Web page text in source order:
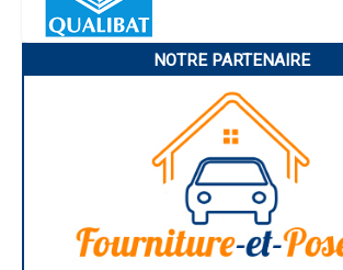
- Entreprise de rénovation immobilière à
- Entreprise de rénovation immobilière à
- Entreprise de rénovation immobilière à
- Entreprise de rénovation immobilière à
- Entreprise de rénovation immobilière à
- Entreprise de rénovation immobilière à
- Entreprise de rénovation immobilière à
- Entreprise de rénovation immobilière à
- Entreprise de rénovation immobilière à
- Entreprise de rénovation immobilière à
- Entreprise de rénovation immobilière à
- Entreprise de rénovation immobilière à
- Entreprise de rénovation immobilière à
Charleville-Mézières
Pamiers
Narbonne
Saint-Brieuc
NOTRE PARTENAIRE